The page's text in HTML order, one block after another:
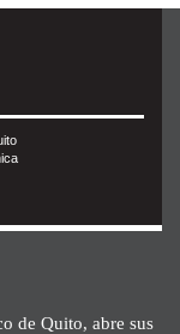
de Quito, abre sus